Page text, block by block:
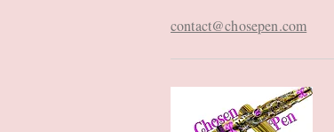
contact@chosepen.com